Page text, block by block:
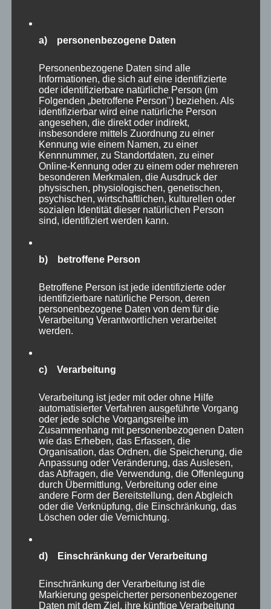
Auch Vogelfreunde werden in Eekholt voll auf
eingangsnah gleich die mächtigenSeeadler
sehen. Diese “Majestäten der Lüfte” habe ich
auch schon mehrfach in freier Wildbahn vor
meiner Haustür fotografieren dürfen. Es sind
wahrlich riesige Greifvögel, die auch hier sehr
beeindruckend wirken.
Einen ganzen Abschnitt des Parkes widmet
die man in ihren Volieren anschauen kann. Egal
ob Bartkauz, Schneeeule oder welche Eulenart
auch immer, die Tiere gehören zweifellos zu
den Höhepunkten des Parkes. Eulen jagen ja
nachts und fliegen lautlos – kleine (oder
große?) Meisterwerke der Natur!
a) personenbezogene Daten
Personenbezogene Daten sind alle
Informationen, die sich auf eine identifizierte
oder identifizierbare natürliche Person (im
Folgenden „betroffene Person") beziehen. Als
identifizierbar wird eine natürliche Person
angesehen, die direkt oder indirekt,
insbesondere mittels Zuordnung zu einer
Kennung wie einem Namen, zu einer
Kennnummer, zu Standortdaten, zu einer
Online-Kennung oder zu einem oder mehreren
besonderen Merkmalen, die Ausdruck der
physischen, physiologischen, genetischen,
psychischen, wirtschaftlichen, kulturellen oder
sozialen Identität dieser natürlichen Person
sind, identifiziert werden kann.
b) betroffene Person
Betroffene Person ist jede identifizierte oder
identifizierbare natürliche Person, deren
personenbezogene Daten von dem für die
Verarbeitung Verantwortlichen verarbeitet
werden.
c) Verarbeitung
Verarbeitung ist jeder mit oder ohne Hilfe
automatisierter Verfahren ausgeführte Vorgang
oder jede solche Vorgangsreihe im
Zusammenhang mit personenbezogenen Daten
wie das Erheben, das Erfassen, die
Organisation, das Ordnen, die Speicherung, die
Anpassung oder Veränderung, das Auslesen,
das Abfragen, die Verwendung, die Offenlegung
durch Übermittlung, Verbreitung oder eine
andere Form der Bereitstellung, den Abgleich
oder die Verknüpfung, die Einschränkung, das
Löschen oder die Vernichtung.
d) Einschränkung der Verarbeitung
Einschränkung der Verarbeitung ist die
Markierung gespeicherter personenbezogener
Daten mit dem Ziel, ihre künftige Verarbeitung